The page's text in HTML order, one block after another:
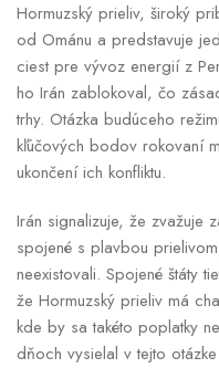
Hormuzský prieliv, široký
od Ománu a predstavuje
ciest pre vývoz energií z
ho Irán zablokoval, čo
trhy. Otázka budúceho
kľúčových bodov rokovaní
ukončení ich konfliktu.
Irán signalizuje, že zvažuje
spojené s plavbou
neexistovali. Spojené štáty
že Hormuzský prieliv má
kde by sa takéto poplatky
dňoch vysielal v tejto